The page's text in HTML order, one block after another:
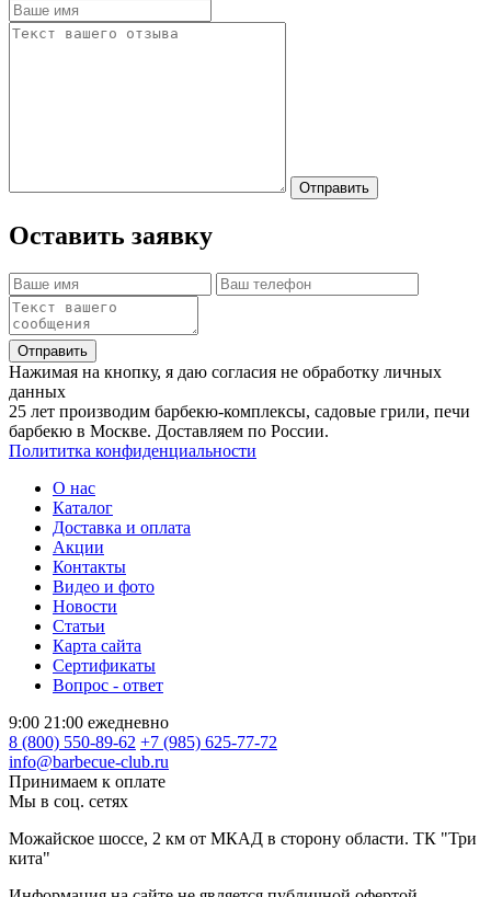
Отправить
Оставить заявку
Отправить
Нажимая на кнопку, я даю согласия не обработку личных
данных
25 лет производим барбекю-комплексы, садовые грили, печи
барбекю в Москве. Доставляем по России.
Полититка конфиденциальности
О нас
Каталог
Доставка и оплата
Акции
Контакты
Видео и фото
Новости
Статьи
Карта сайта
Сертификаты
Вопрос - ответ
9:00 21:00 ежедневно
8 (800) 550-89-62 +7 (985) 625-77-72
info@barbecue-club.ru
Принимаем к оплате
Мы в соц. сетях
Можайское шоссе, 2 км от МКАД в сторону области. ТК "Три
кита"